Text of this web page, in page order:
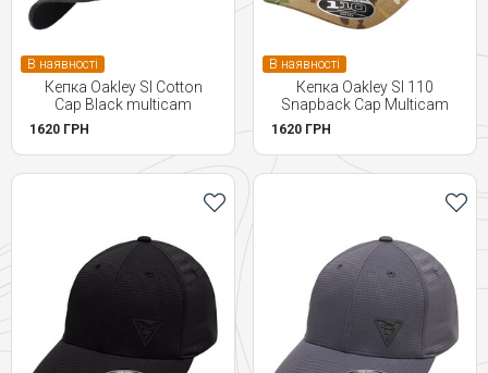
В наявності
Кепка Oakley SI Cotton
Cap Black multicam
1620 ГРН
В наявності
Кепка Oakley SI 110
Snapback Cap Multicam
1620 ГРН